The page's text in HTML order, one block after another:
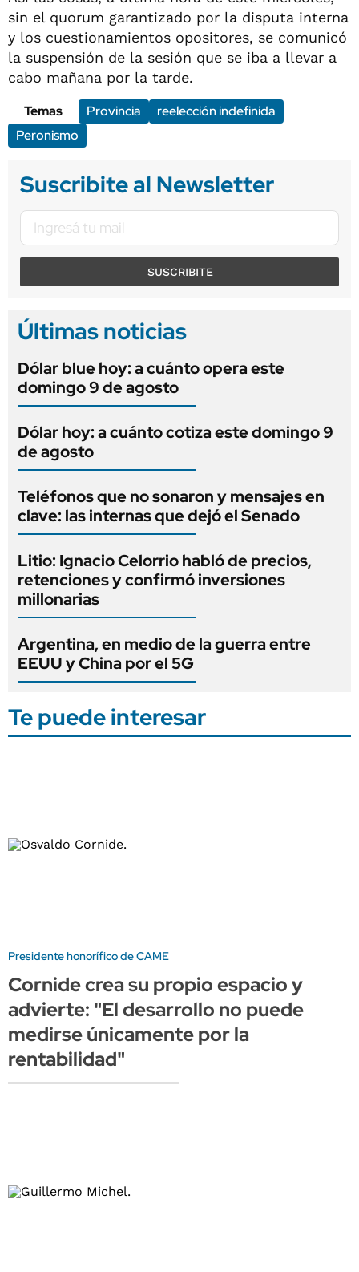
sin el quorum garantizado por la disputa interna
y los cuestionamientos opositores, se comunicó
la suspensión de la sesión que se iba a llevar a
cabo mañana por la tarde.
Temas
Provincia
reelección indefinida
Peronismo
Suscribite al Newsletter
SUSCRIBITE
Últimas noticias
Dólar blue hoy: a cuánto opera este
domingo 9 de agosto
Dólar hoy: a cuánto cotiza este domingo 9
de agosto
Teléfonos que no sonaron y mensajes en
clave: las internas que dejó el Senado
Litio: Ignacio Celorrio habló de precios,
retenciones y confirmó inversiones
millonarias
Argentina, en medio de la guerra entre
EEUU y China por el 5G
Te puede interesar
Presidente honorífico de CAME
Cornide crea su propio espacio y
advierte: "El desarrollo no puede
medirse únicamente por la
rentabilidad"